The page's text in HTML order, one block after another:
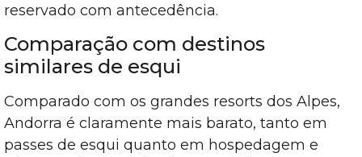
reservado com antecedência.
Comparação com destinos
similares de esqui
Comparado com os grandes resorts dos Alpes,
Andorra é claramente mais barato, tanto em
passes de esqui quanto em hospedagem e